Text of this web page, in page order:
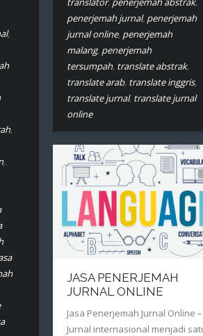
,
,
,
penerjemah jurnal, penerjemah
jurnal online, penerjemah
malang, penerjemah
tersumpah, translate abstrak,
translate arab, translate inggris,
translate jurnal, translate jurnal
online
JASA PENERJEMAH
JURNAL ONLINE
Jasa Penerjemah Jurnal Online –
Jurnal internasional menjadi